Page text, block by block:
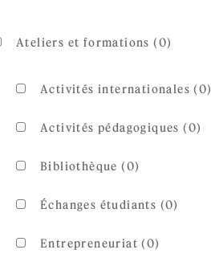
Ateliers et formations (0)
Activités internationales (0)
Activités pédagogiques (0)
Bibliothèque (0)
Échanges étudiants (0)
Entrepreneuriat (0)